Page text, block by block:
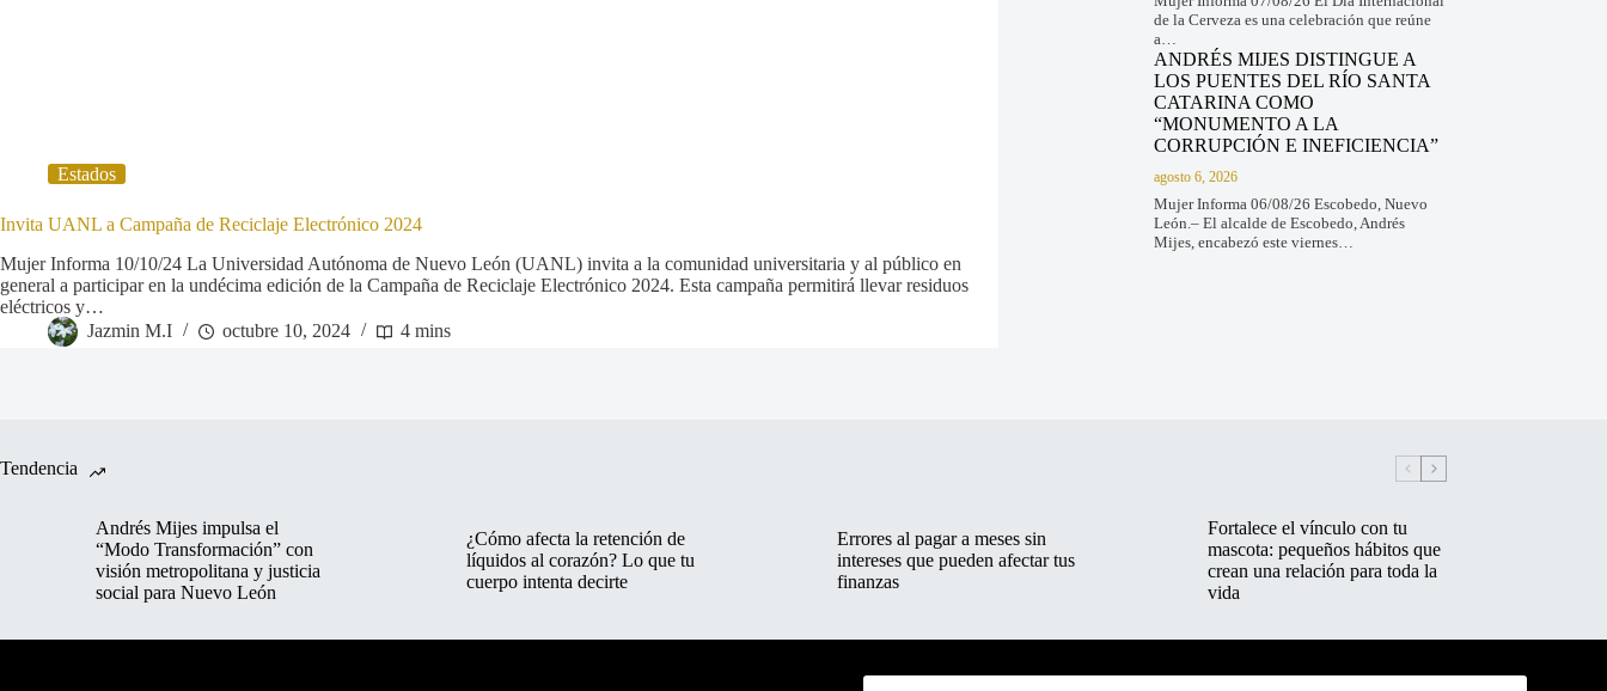
Estados
Invita UANL a Campaña de Reciclaje Electrónico 2024
Mujer Informa 10/10/24 La Universidad Autónoma de Nuevo León (UANL) invita a la comunidad universitaria y al público en
general a participar en la undécima edición de la Campaña de Reciclaje Electrónico 2024. Esta campaña permitirá llevar residuos
eléctricos y…
Jazmin M.I
octubre 10, 2024 4 mins
de la Cerveza es una celebración que reúne
a…
ANDRÉS MIJES DISTINGUE A
LOS PUENTES DEL RÍO SANTA
CATARINA COMO
“MONUMENTO A LA
CORRUPCIÓN E INEFICIENCIA”
agosto 6, 2026
Mujer Informa 06/08/26 Escobedo, Nuevo
León.– El alcalde de Escobedo, Andrés
Mijes, encabezó este viernes…
Tendencia
Andrés Mijes impulsa el
“Modo Transformación” con
visión metropolitana y justicia
social para Nuevo León
¿Cómo afecta la retención de
líquidos al corazón? Lo que tu
cuerpo intenta decirte
Errores al pagar a meses sin
intereses que pueden afectar tus
finanzas
Fortalece el vínculo con tu
mascota: pequeños hábitos que
crean una relación para toda la
vida